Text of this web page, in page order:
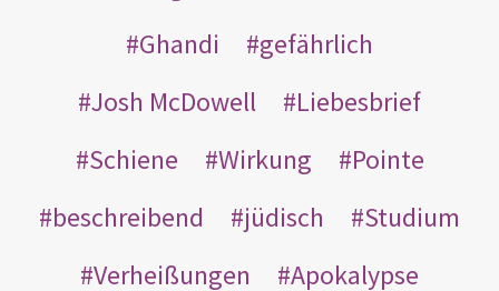
Ghandi
gefährlich
Josh McDowell
Liebesbrief
Schiene
Wirkung
Pointe
beschreibend
jüdisch
Studium
Verheißungen
Apokalypse